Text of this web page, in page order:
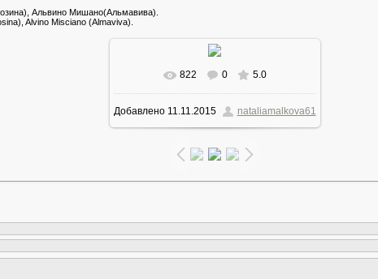
Альвино Мишано(Альмавива).
Alvino Misciano (Almaviva).
822 0 5.0
Добавлено11.11.2015 nataliamalkova61